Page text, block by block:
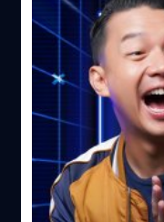
beartai ITQ ท้
คิวด้านไอที งา
'น้าเน็ก555' สร้างค
โลกโซเชียล ไม่ว่าจ
'One Night Story เ
มันฟัง' ซึ่งล้วนแต่ปร
เน็ก555 มีผู้ติดตาม
1.43 ล้านคน
Noparat